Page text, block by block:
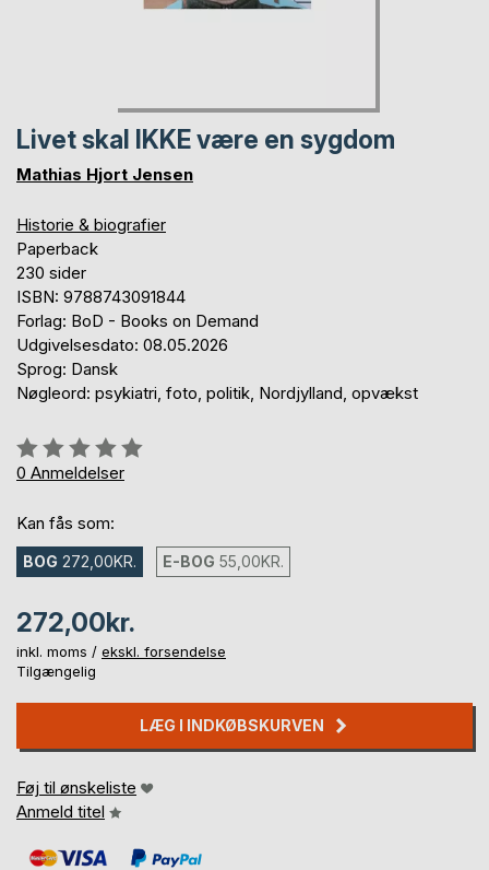
Livet skal IKKE være en sygdom
Mathias Hjort Jensen
Historie & biografier
Paperback
230 sider
ISBN: 9788743091844
Forlag: BoD - Books on Demand
Udgivelsesdato: 08.05.2026
Sprog: Dansk
Nøgleord: psykiatri, foto, politik, Nordjylland, opvækst
Anmeldelse::
0%
0 Anmeldelser
Kan fås som:
BOG 272,00KR. E-BOG 55,00KR.
272,00kr.
inkl. moms / ekskl. forsendelse
Tilgængelig
LÆG I INDKØBSKURVEN
Føj til ønskeliste
Anmeld titel